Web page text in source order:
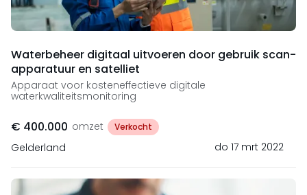
Waterbeheer digitaal uitvoeren door gebruik scan-
apparatuur en satelliet
Apparaat voor kosteneffectieve digitale
waterkwaliteitsmonitoring
€ 400.000 omzet Verkocht
Gelderland do 17 mrt 2022